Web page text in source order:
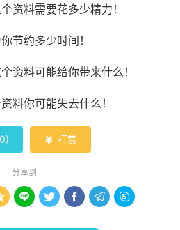
资料需要花多少精力 ！
节约多少时间！
资料可能给你带来什么！
料你可能失去什么 ！
0)  打赏
分享到
    